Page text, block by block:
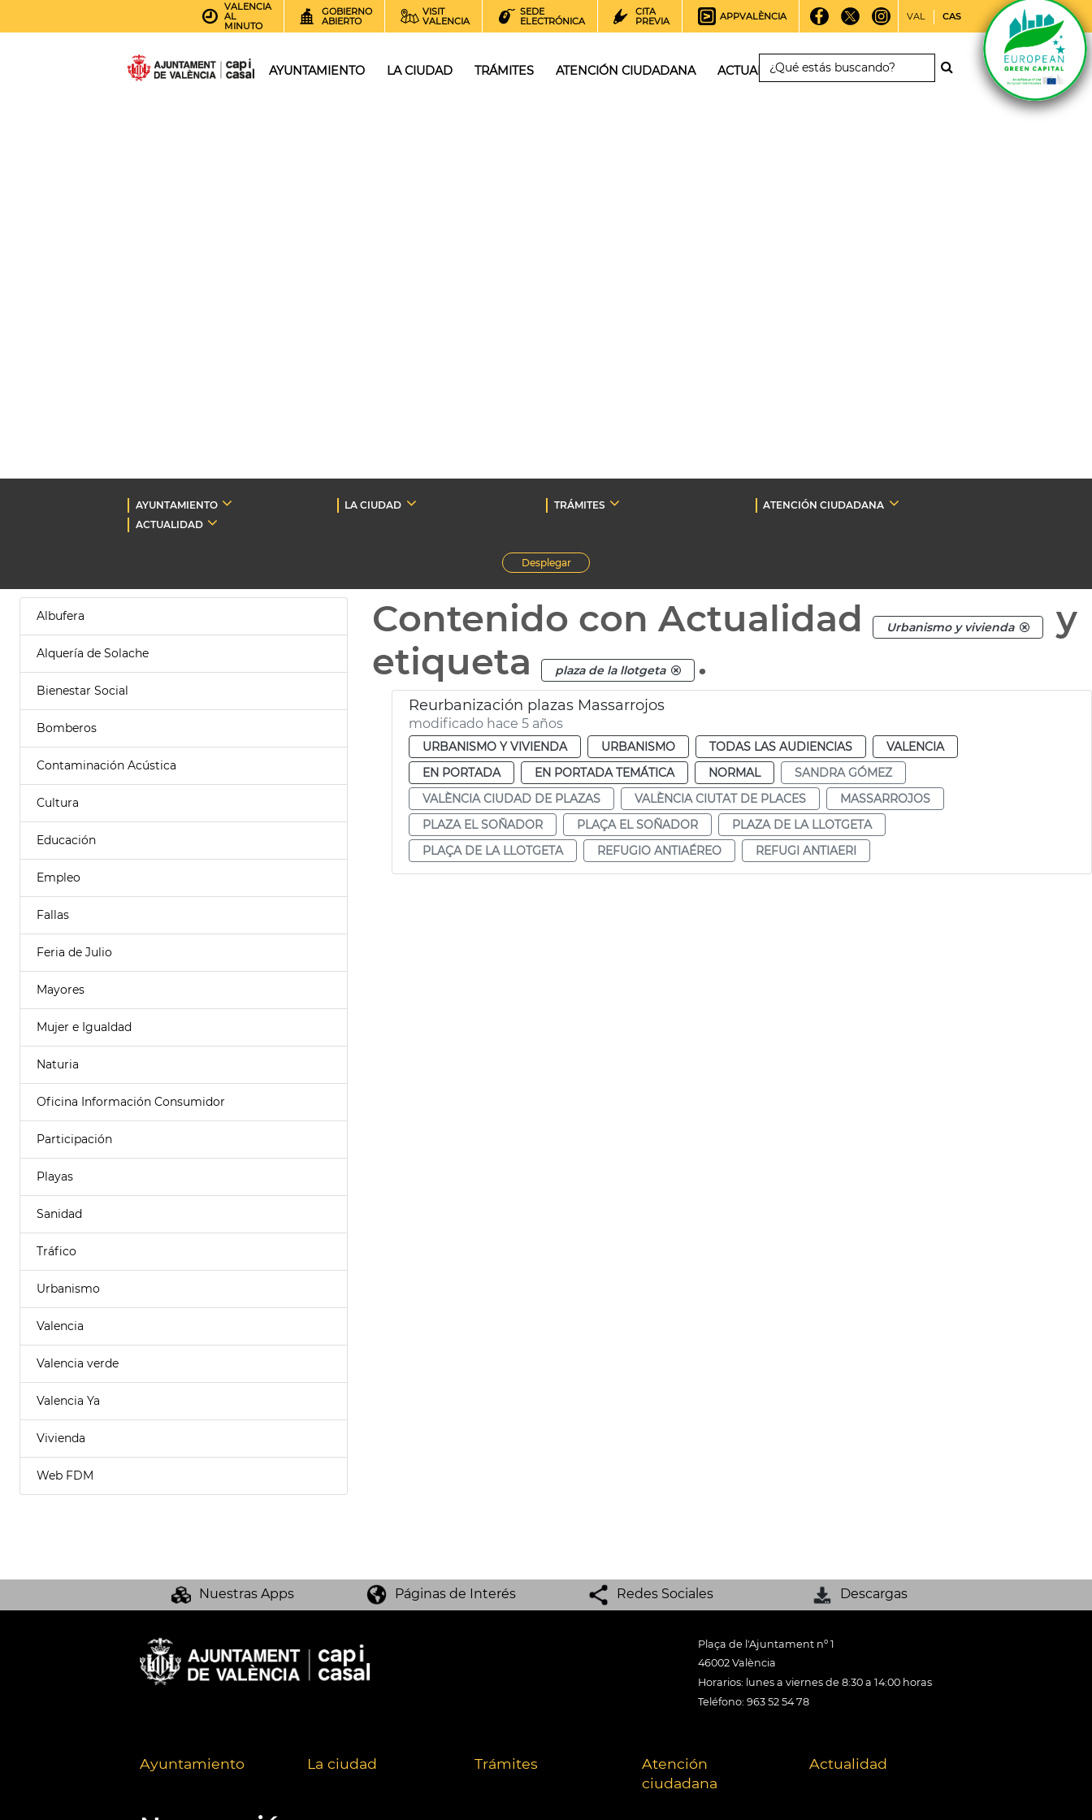
VALENCIA
AL
MINUTO
GOBIERNO
ABIERTO
VISIT
VALENCIA
SEDE
ELECTRÓNICA
CITA
PREVIA
APPVALÈNCIA VAL CAS
AYUNTAMIENTO LA CIUDAD TRÁMITES ATENCIÓN CIUDADANA ACTUALIDAD
AYUNTAMIENTO LA CIUDAD TRÁMITES
ATENCIÓN CIUDADANA
ACTUALIDAD
Desplegar
Albufera
Alquería de Solache
Bienestar Social
Bomberos
Contaminación Acústica
Cultura
Educación
Empleo
Fallas
Feria de Julio
Mayores
Mujer e Igualdad
Naturia
Oficina Información Consumidor
Participación
Playas
Sanidad
Tráfico
Urbanismo
Valencia
Valencia verde
Valencia Ya
Vivienda
Web FDM
Contenido con Actualidad Urbanismo y vivienda
y
etiqueta
plaza de la llotgeta .
Reurbanización plazas Massarrojos
modificado hace 5 años
URBANISMO Y VIVIENDA URBANISMO TODAS LAS AUDIENCIAS
VALENCIA
EN PORTADA
EN PORTADA TEMÁTICA NORMAL
SANDRA GÓMEZ
VALÈNCIA CIUDAD DE PLAZAS
VALÈNCIA CIUTAT DE PLACES
MASSARROJOS
PLAZA EL SOÑADOR
PLAÇA EL SOÑADOR
PLAZA DE LA LLOTGETA
PLAÇA DE LA LLOTGETA
REFUGIO ANTIAÉREO REFUGI ANTIAERI
Nuestras Apps Páginas de Interés Redes Sociales Descargas
Plaça de l'Ajuntament nº 1
46002 València
Horarios: lunes a viernes de 8:30 a 14:00 horas
Teléfono: 963 52 54 78
Ayuntamiento La ciudad Trámites
Atención
ciudadana
Actualidad